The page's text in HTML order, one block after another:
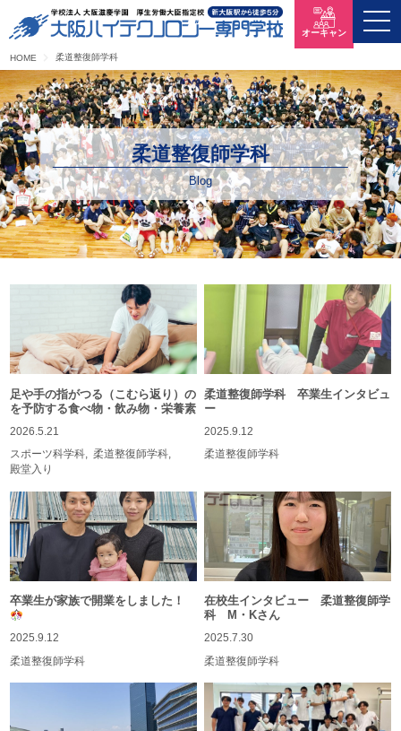
HOME 柔道整復師学科
オーキャン
柔道整復師学科
Blog
足や手の指がつる（こむら返り）の
を予防する食べ物・飲み物・栄養素
2026.5.21
スポーツ科学科
柔道整復師学科
殿堂入り
柔道整復師学科 卒業生インタビュ
ー
2025.9.12
柔道整復師学科
卒業生が家族で開業をしました！
2025.9.12
柔道整復師学科
在校生インタビュー 柔道整復師学
科 M・Kさん
2025.7.30
柔道整復師学科